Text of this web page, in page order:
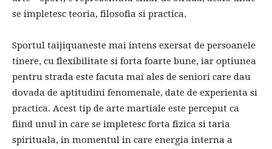
se impletesc teoria, filosofia si practica.
Sportul taijiquaneste mai intens exersat de persoanele
tinere, cu flexibilitate si forta foarte bune, iar optiunea
pentru strada este facuta mai ales de seniori care dau
dovada de aptitudini fenomenale, date de experienta si
practica. Acest tip de arte martiale este perceput ca
fiind unul in care se impletesc forta fizica si taria
spirituala, in momentul in care energia interna a